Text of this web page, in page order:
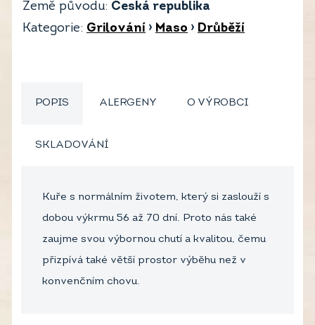
Země původu: Česká republika
Kategorie: Grilování › Maso › Drůběží
POPIS ALERGENY O VÝROBCI
SKLADOVÁNÍ
Kuře s normálním životem, který si zaslouží s
dobou výkrmu 56 až 70 dní. Proto nás také
zaujme svou výbornou chutí a kvalitou, čemu
přizpívá také větší prostor výběhu než v
konvenčním chovu.